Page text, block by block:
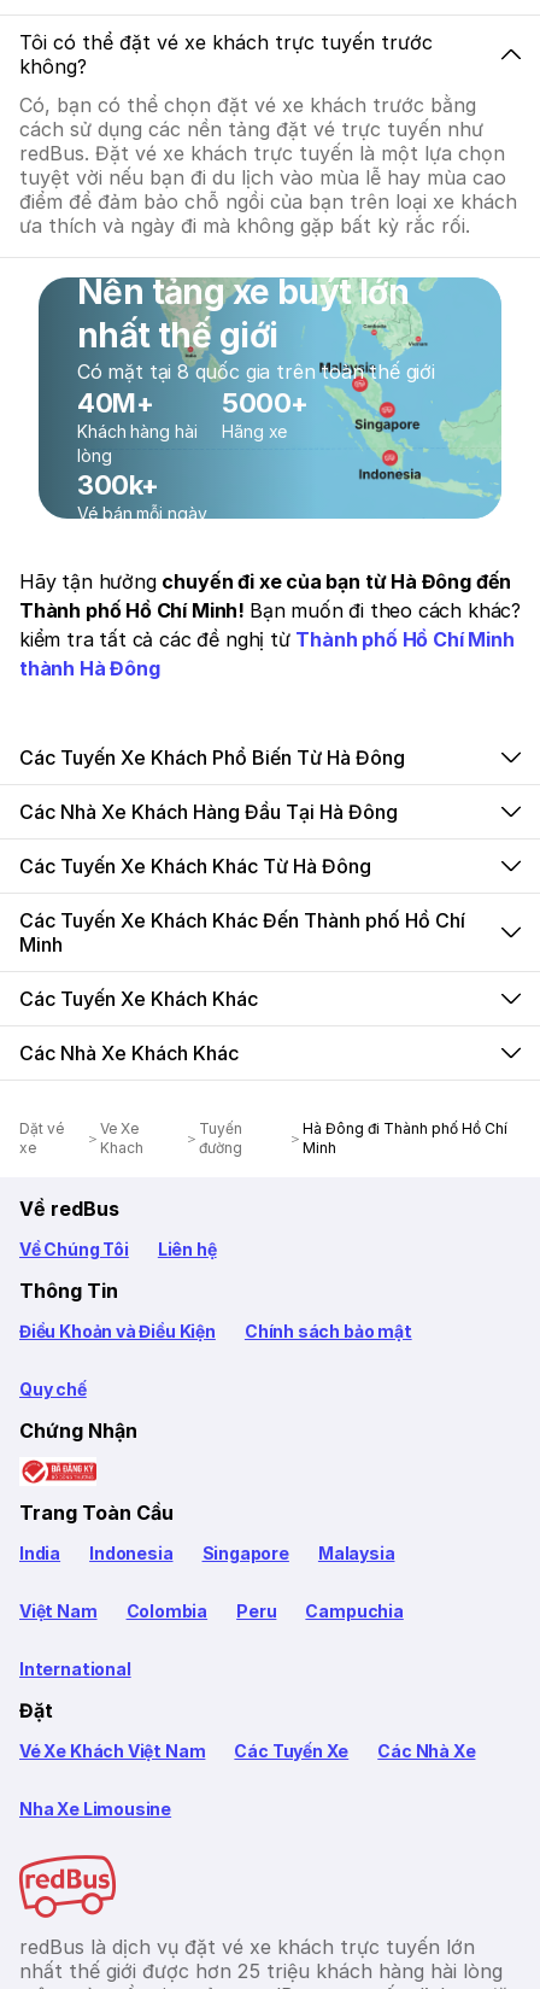
Tôi có thể đặt vé xe khách trực tuyến trước
không?
Có, bạn có thể chọn đặt vé xe khách trước bằng
cách sử dụng các nền tảng đặt vé trực tuyến như
redBus. Đặt vé xe khách trực tuyến là một lựa chọn
tuyệt vời nếu bạn đi du lịch vào mùa lễ hay mùa cao
điểm để đảm bảo chỗ ngồi của bạn trên loại xe khách
ưa thích và ngày đi mà không gặp bất kỳ rắc rối.
Nền tảng xe buýt lớn
nhất thế giới
Có mặt tại 8 quốc gia trên toàn thế giới
40M+
Khách hàng hài
lòng
5000+
Hãng xe
300k+
Vé bán mỗi ngày
Hãy tận hưởng chuyến đi xe của bạn từ Hà Đông đến
Thành phố Hồ Chí Minh! Bạn muốn đi theo cách khác?
kiểm tra tất cả các đề nghị từ Thành phố Hồ Chí Minh
thành Hà Đông
Các Tuyến Xe Khách Phổ Biến Từ Hà Đông
Các Nhà Xe Khách Hàng Đầu Tại Hà Đông
Các Tuyến Xe Khách Khác Từ Hà Đông
Các Tuyến Xe Khách Khác Đến Thành phố Hồ Chí
Minh
Các Tuyến Xe Khách Khác
Các Nhà Xe Khách Khác
Dặt vé
xe
Ve Xe
Khach
Tuyến
đường
Hà Đông đi Thành phố Hồ Chí
Minh
Về redBus
Về Chúng Tôi Liên hệ
Thông Tin
Điều Khoản và Điều Kiện Chính sách bảo mật
Quy chế
Chứng Nhận
Trang Toàn Cầu
India Indonesia Singapore Malaysia
Việt Nam Colombia Peru Campuchia
International
Đặt
Vé Xe Khách Việt Nam Các Tuyến Xe Các Nhà Xe
Nha Xe Limousine
redBus là dịch vụ đặt vé xe khách trực tuyến lớn
nhất thế giới được hơn 25 triệu khách hàng hài lòng